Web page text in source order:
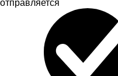
отправляется